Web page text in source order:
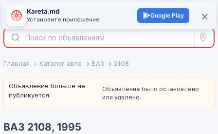
Войти +
Все
Главная Каталог авто ВАЗ 2108
Объявление больше не
публикуется.
Объявление было остановлено
или удалено.
ВАЗ 2108, 1995
×
Kareta.md
Установите приложение
Google Play